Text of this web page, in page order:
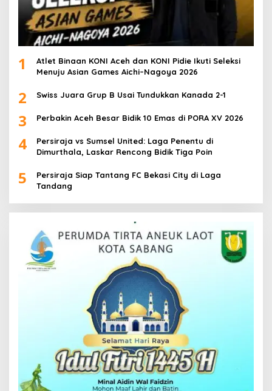
1
Atlet Binaan KONI Aceh dan KONI Pidie Ikuti Seleksi
Menuju Asian Games Aichi–Nagoya 2026
2 Swiss Juara Grup B Usai Tundukkan Kanada 2-1
3 Perbakin Aceh Besar Bidik 10 Emas di PORA XV 2026
4
Persiraja vs Sumsel United: Laga Penentu di
Dimurthala, Laskar Rencong Bidik Tiga Poin
5
Persiraja Siap Tantang FC Bekasi City di Laga
Tandang